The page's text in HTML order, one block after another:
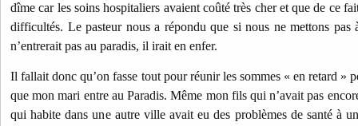
dîme car les soins hospitaliers avaient coûté très cher et que de ce
difficultés. Le pasteur nous a répondu que si nous ne mettons
n’entrerait pas au paradis, il irait en enfer.
Il fallait donc qu’on fasse tout pour réunir les sommes « en retard »
que mon mari entre au Paradis. Même mon fils qui n’avait pas
qui habite dans une autre ville avait eu des problèmes de santé à